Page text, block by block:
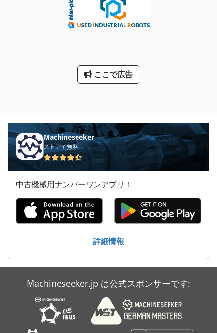
ここで広告
Machineseeker
ストアで無料
中古機械用ナンバーワンアプリ！
詳細情報
Machineseeker.jp は公式スポンサーです: